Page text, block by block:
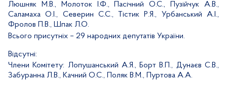
Люшняк М.В., Молоток І.Ф., Пасічний О.С., Пузійчук А.В.,
Саламаха О.І., Северин С.С., Тістик Р.Я., Урбанський А.І.,
Фролов П.В., Шпак Л.О.
Всього присутніх – 29 народних депутатів України.
Відсутні:
Члени Комітету: Лопушанський А.Я., Борт В.П., Дунаєв С.В.,
Забуранна Л.В., Качний О.С., Поляк В.М., Пуртова А.А.